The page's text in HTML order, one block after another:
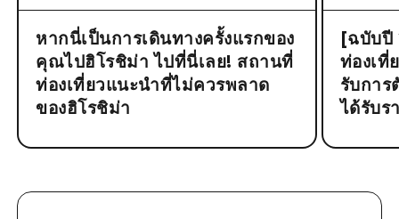
หากนี่เป็นการเดินทางครั้งแรกของ
คุณไปฮิโรชิม่า ไปที่นี่เลย! สถานที่
ท่องเที่ยวแนะนำที่ไม่ควรพลาด
ของฮิโรชิม่า
[ฉบับปี
ท่องเที่
รับกา
ได้รับร